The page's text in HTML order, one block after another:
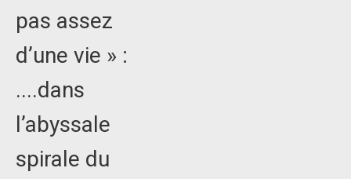
pas assez
d’une vie » :
....dans
l’abyssale
spirale du